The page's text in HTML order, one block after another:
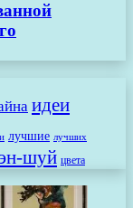
идеи
лучшие лучших
шуй цвета